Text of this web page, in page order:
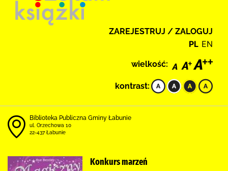
ZAREJESTRUJ / ZALOGUJ
PL EN
wielkość:
kontrast:
Biblioteka Publiczna Gminy Łabunie
ul. Orzechowa 10
22-437 Łabunie
Konkurs marzeń